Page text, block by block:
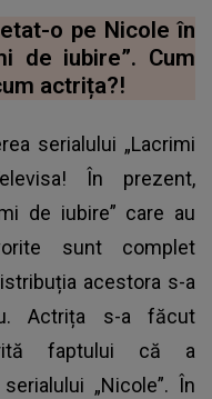
o pe Nicole în
de iubire”. Cum
actrița?!
serialului „Lacrimi
În prezent,
de iubire” care au
sunt complet
acestora s-a
Actrița s-a făcut
faptului că a
„Nicole”. În